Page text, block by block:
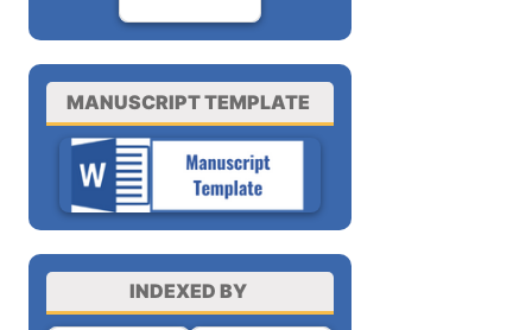
MANUSCRIPT TEMPLATE
INDEXED BY